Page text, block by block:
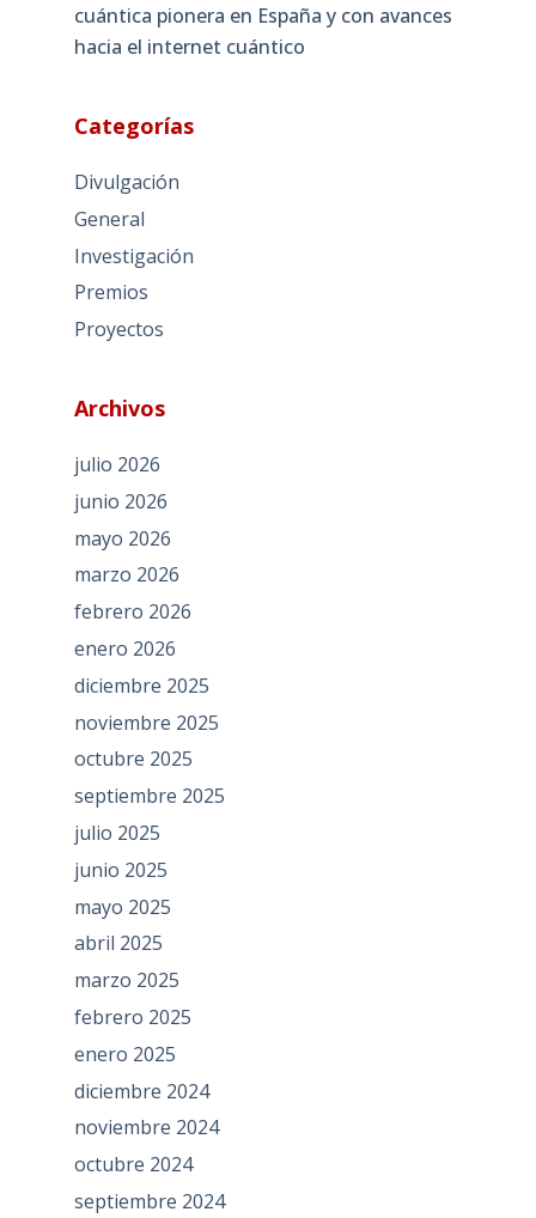
cuántica pionera en España y con avances
hacia el internet cuántico
Categorías
Divulgación
General
Investigación
Premios
Proyectos
Archivos
julio 2026
junio 2026
mayo 2026
marzo 2026
febrero 2026
enero 2026
diciembre 2025
noviembre 2025
octubre 2025
septiembre 2025
julio 2025
junio 2025
mayo 2025
abril 2025
marzo 2025
febrero 2025
enero 2025
diciembre 2024
noviembre 2024
octubre 2024
septiembre 2024